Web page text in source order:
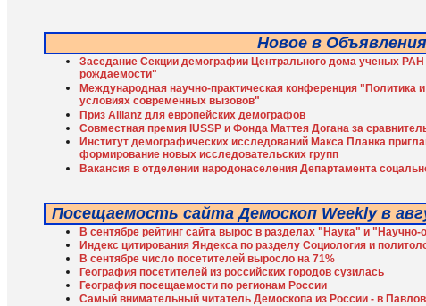
Новое в
Заседание Cекции демографии Центрального дома ученых
рождаемости"
Международная научно-практическая конференция "Политика
условиях современных вызовов"
Приз Allianz для европейских демографов
Совместная премия IUSSP и Фонда Маттея Догана за
Институт демографических исследований Макса Планка
формирование новых исследовательских групп
Вакансия в отделении народонаселения Департамента
Посещаемость сайта Демоскоп Weekly в
В сентябре рейтинг сайта вырос в разделах "Наука" и
Индекс цитирования Яндекса по разделу Социология и
В сентябре число посетителей выросло на 71%
География посетителей из российских городов сузилась
География посещаемости по регионам России
Cамый внимательный читатель Демоскопа из России - в